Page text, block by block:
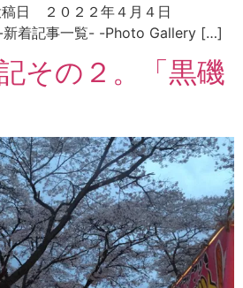
稿日 ２０２２年４月４日
新着記事一覧- -Photo Gallery […]
その２。「黒磯